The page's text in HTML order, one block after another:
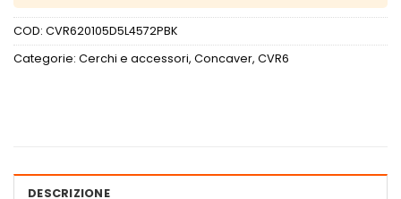
COD: CVR620105D5L4572PBK
Categorie: Cerchi e accessori, Concaver, CVR6
DESCRIZIONE